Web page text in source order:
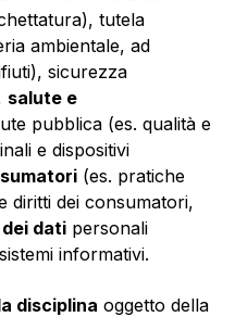
tutela
ambientale, ad
sicurezza
salute e
pubblica (es. qualità e
e dispositivi
(es. pratiche
diritti dei consumatori,
dati personali
informativi.
disciplina oggetto della